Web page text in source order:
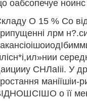
оабсопечуе
О 15 % Со
лрм
СНЛаІіі. У
о її